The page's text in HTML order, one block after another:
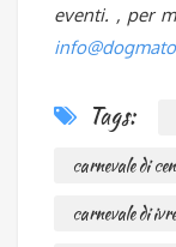
eventi. , per
Tags:
carnevale di
carnevale di